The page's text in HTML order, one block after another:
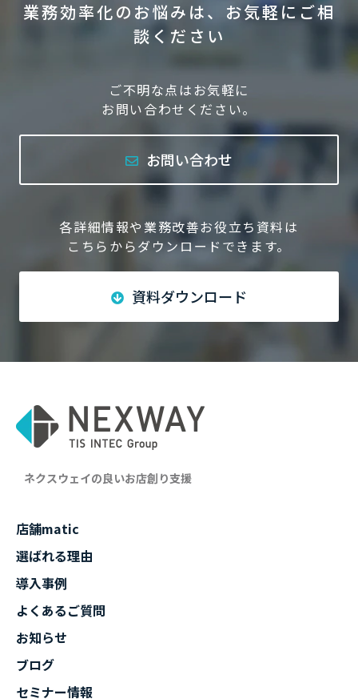
業務効率化のお悩みは、お気軽にご相
談ください
ご不明な点はお気軽に
お問い合わせください。
お問い合わせ
各詳細情報や業務改善お役立ち資料は
こちらからダウンロードできます。
資料ダウンロード
ネクスウェイの良いお店創り支援
店舗matic
選ばれる理由
導入事例
よくあるご質問
お知らせ
ブログ
セミナー情報